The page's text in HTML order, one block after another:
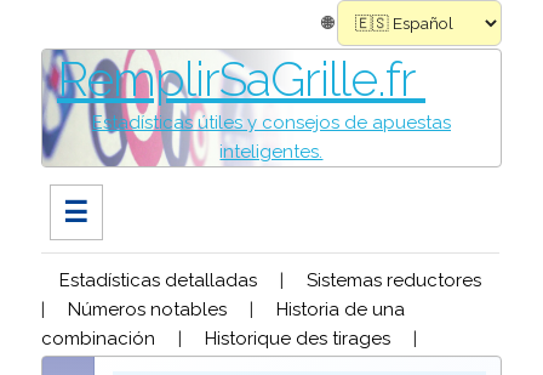
🌐
RemplirSaGrille.fr
Estadísticas útiles y consejos de apuestas
inteligentes.
☰
Estadísticas detalladas |
Sistemas reductores
|
Números notables |
Historia de una
combinación
| Historique des tirages |